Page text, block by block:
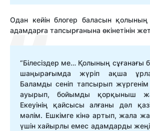
Одан кейін блогер баласын
адамдарға тапсырғанына өкінетінін
“Білесіздер ме… Қолының сұғанағы
шаңырағымда жүріп ақша
Баламды сеніп тапсырып
ауырып, бойымды қорқыныш
Екеуінің қайсысы алғаны дәл
мәлім. Ешкімге кінә артып, жала
үшін хайырлы емес адамдарды